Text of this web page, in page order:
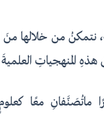
نتمكنُ من خلالها منَ
هذهِ المنهجياتِ
ماتُصَنَّفانِ معًا